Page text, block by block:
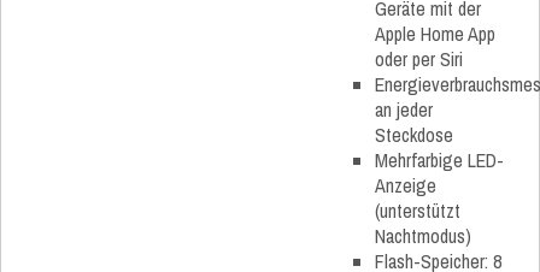
Geräte mit der
Apple Home App
oder per Siri
an jeder
Steckdose
Mehrfarbige LED-
Anzeige
(unterstützt
Nachtmodus)
Flash-Speicher: 8